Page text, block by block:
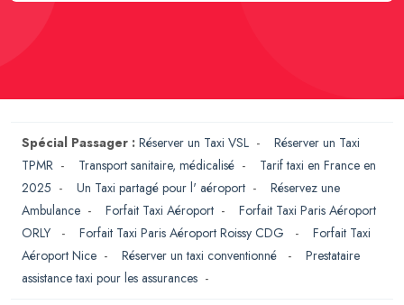
Spécial Passager : Réserver un Taxi VSL - Réserver un Taxi
TPMR - Transport sanitaire, médicalisé - Tarif taxi en France en
2025 - Un Taxi partagé pour l' aéroport - Réservez une
Ambulance - Forfait Taxi Aéroport - Forfait Taxi Paris Aéroport
ORLY
- Forfait Taxi Paris Aéroport Roissy CDG - Forfait Taxi
Aéroport Nice - Réserver un taxi conventionné - Prestataire
assistance taxi pour les assurances -